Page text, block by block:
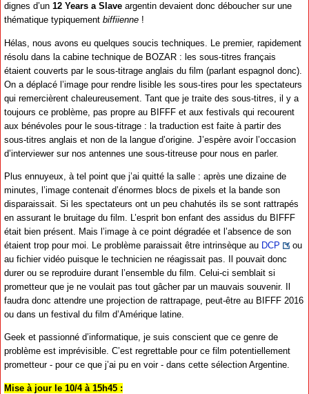
dignes d’un 12 Years a Slave argentin devaient donc déboucher sur une
thématique typiquement biffiienne !
Hélas, nous avons eu quelques soucis techniques. Le premier, rapidement
résolu dans la cabine technique de BOZAR : les sous-titres français
étaient couverts par le sous-titrage anglais du film (parlant espagnol donc).
On a déplacé l’image pour rendre lisible les sous-tires pour les spectateurs
qui remercièrent chaleureusement. Tant que je traite des sous-titres, il y a
toujours ce problème, pas propre au BIFFF et aux festivals qui recourent
aux bénévoles pour le sous-titrage : la traduction est faite à partir des
sous-titres anglais et non de la langue d’origine. J’espère avoir l’occasion
d’interviewer sur nos antennes une sous-titreuse pour nous en parler.
Plus ennuyeux, à tel point que j’ai quitté la salle : après une dizaine de
minutes, l’image contenait d’énormes blocs de pixels et la bande son
disparaissait. Si les spectateurs ont un peu chahutés ils se sont rattrapés
en assurant le bruitage du film. L’esprit bon enfant des assidus du BIFFF
était bien présent. Mais l’image à ce point dégradée et l’absence de son
étaient trop pour moi. Le problème paraissait être intrinsèque au DCP
ou
au fichier vidéo puisque le technicien ne réagissait pas. Il pouvait donc
durer ou se reproduire durant l’ensemble du film. Celui-ci semblait si
prometteur que je ne voulait pas tout gâcher par un mauvais souvenir. Il
faudra donc attendre une projection de rattrapage, peut-être au BIFFF 2016
ou dans un festival du film d’Amérique latine.
Geek et passionné d’informatique, je suis conscient que ce genre de
problème est imprévisible. C’est regrettable pour ce film potentiellement
prometteur - pour ce que j’ai pu en voir - dans cette sélection Argentine.
Mise à jour le 10/4 à 15h45 :